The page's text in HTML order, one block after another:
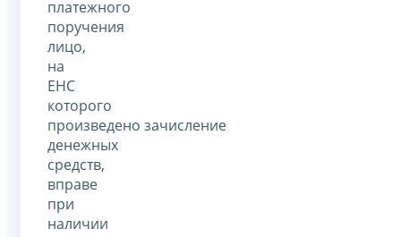
платежного
поручения
лицо,
на
ЕНС
которого
произведено зачисление
денежных
средств,
вправе
при
наличии